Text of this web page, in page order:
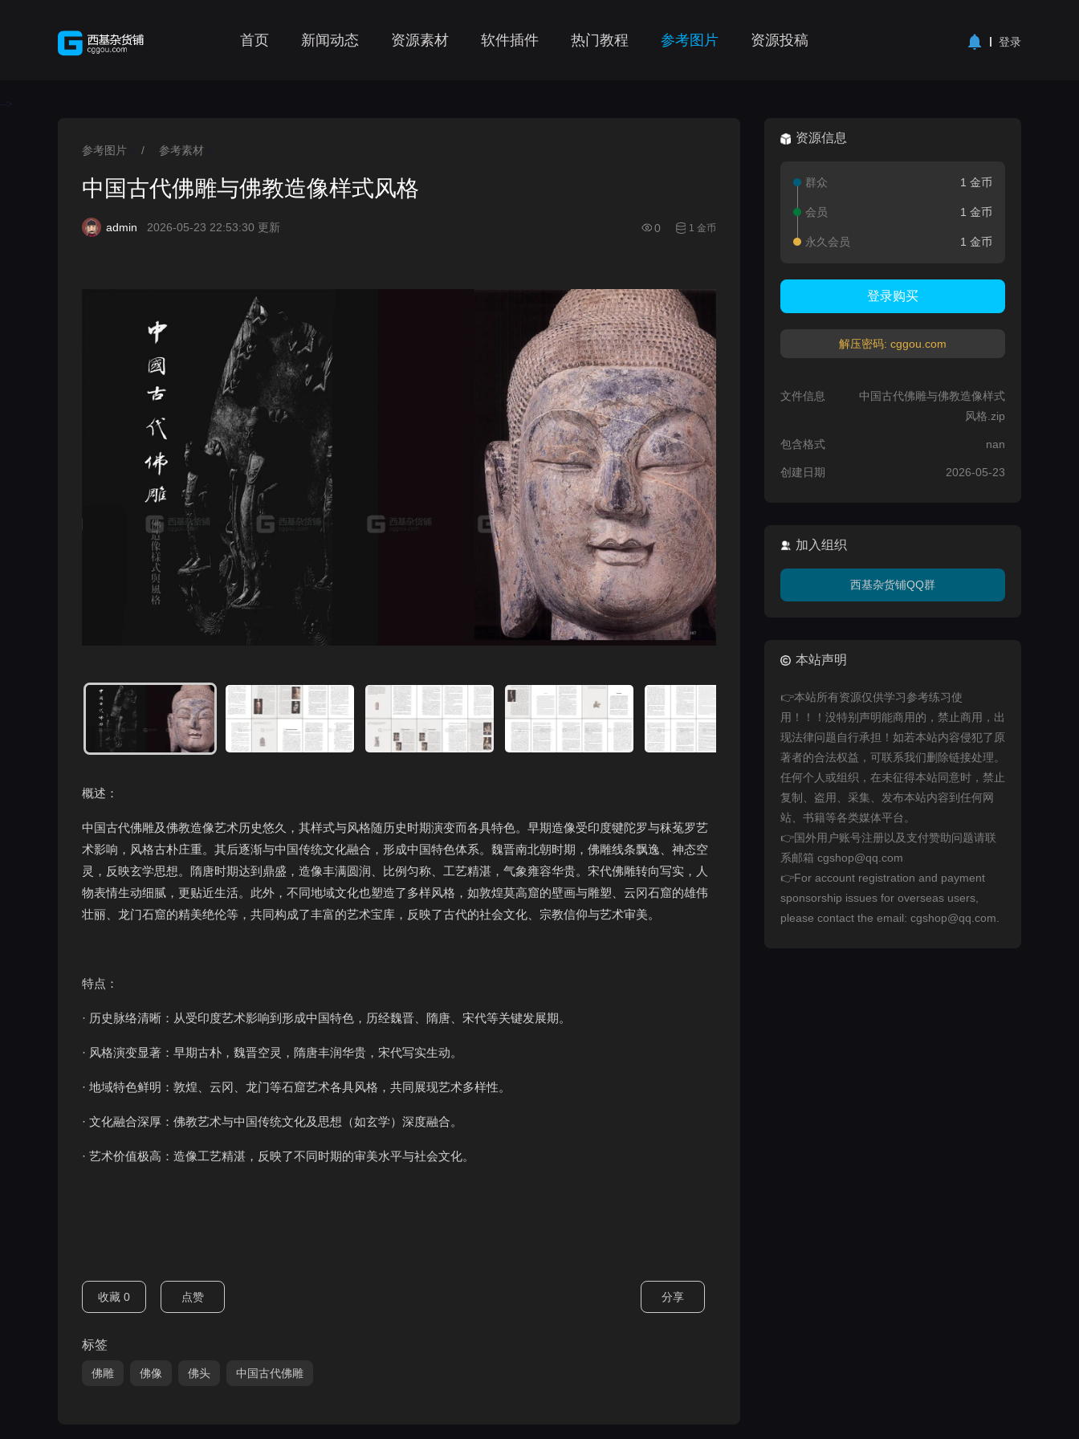
首页 新闻动态 资源素材 软件插件 热门教程 参考图片 资源投稿 登录
-->
参考图片 / 参考素材
中国古代佛雕与佛教造像样式风格
admin 2026-05-23 22:53:30 更新 0 1 金币
概述：
中国古代佛雕及佛教造像艺术历史悠久，其样式与风格随历史时期演变而各具特色。早期造像受印度犍陀罗与秣菟罗艺
术影响，风格古朴庄重。其后逐渐与中国传统文化融合，形成中国特色体系。魏晋南北朝时期，佛雕线条飘逸、神态空
灵，反映玄学思想。隋唐时期达到鼎盛，造像丰满圆润、比例匀称、工艺精湛，气象雍容华贵。宋代佛雕转向写实，人
物表情生动细腻，更贴近生活。此外，不同地域文化也塑造了多样风格，如敦煌莫高窟的壁画与雕塑、云冈石窟的雄伟
壮丽、龙门石窟的精美绝伦等，共同构成了丰富的艺术宝库，反映了古代的社会文化、宗教信仰与艺术审美。
特点：
· 历史脉络清晰：从受印度艺术影响到形成中国特色，历经魏晋、隋唐、宋代等关键发展期。
· 风格演变显著：早期古朴，魏晋空灵，隋唐丰润华贵，宋代写实生动。
· 地域特色鲜明：敦煌、云冈、龙门等石窟艺术各具风格，共同展现艺术多样性。
· 文化融合深厚：佛教艺术与中国传统文化及思想（如玄学）深度融合。
· 艺术价值极高：造像工艺精湛，反映了不同时期的审美水平与社会文化。
收藏 0 点赞 分享
标签
佛雕 佛像 佛头 中国古代佛雕
资源信息
群众 1 金币
会员 1 金币
永久会员 1 金币
登录购买
解压密码: cggou.com
文件信息
中国古代佛雕与佛教造像样式
风格.zip
包含格式 nan
创建日期 2026-05-23
加入组织
西基杂货铺QQ群
本站声明
👉本站所有资源仅供学习参考练习使
用！！！没特别声明能商用的，禁止商用，出
现法律问题自行承担！如若本站内容侵犯了原
著者的合法权益，可联系我们删除链接处理。
任何个人或组织，在未征得本站同意时，禁止
复制、盗用、采集、发布本站内容到任何网
站、书籍等各类媒体平台。
👉国外用户账号注册以及支付赞助问题请联
系邮箱 cgshop@qq.com
👉For account registration and payment
sponsorship issues for overseas users,
please contact the email: cgshop@qq.com.